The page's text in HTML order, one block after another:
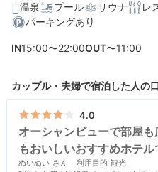
温泉
プール サウナ レ
パーキングあり
IN15:00〜22:00OUT〜11:00
カップル・夫婦で宿泊した人の
4.0
オーシャンビューで部屋
もおいしいおすすめホテル
ぬいぬい 利用目的 観光